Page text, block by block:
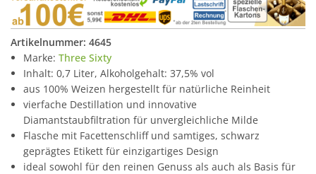
Artikelnummer: 4645
Marke: Three Sixty
Inhalt: 0,7 Liter, Alkoholgehalt: 37,5% vol
aus 100% Weizen hergestellt für natürliche Reinheit
vierfache Destillation und innovative
Diamantstaubfiltration für unvergleichliche Milde
Flasche mit Facettenschliff und samtiges, schwarz
geprägtes Etikett für einzigartiges Design
ideal sowohl für den reinen Genuss als auch als Basis für